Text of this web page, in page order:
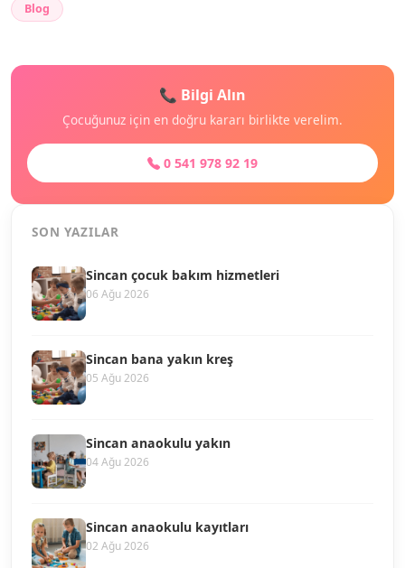
Blog
📞 Bilgi Alın
Çocuğunuz için en doğru kararı birlikte verelim.
0 541 978 92 19
SON YAZILAR
Sincan çocuk bakım hizmetleri
06 Ağu 2026
Sincan bana yakın kreş
05 Ağu 2026
Sincan anaokulu yakın
04 Ağu 2026
Sincan anaokulu kayıtları
02 Ağu 2026